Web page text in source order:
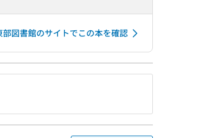
部図書館のサイトでこの本を確認